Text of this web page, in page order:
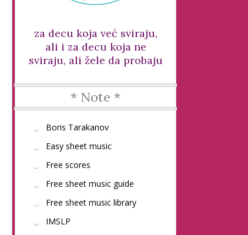
za decu koja već sviraju,
ali i za decu koja ne
sviraju, ali žele da probaju
* Note *
Boris Tarakanov
Easy sheet music
Free scores
Free sheet music guide
Free sheet music library
IMSLP